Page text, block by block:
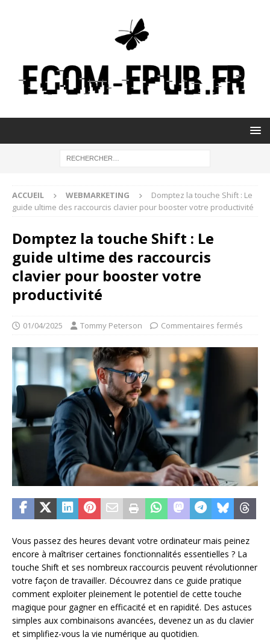
ACCUEIL WEBMARKETING
Domptez la touche Shift : Le
guide ultime des raccourcis clavier pour booster votre productivité
Domptez la touche Shift : Le
guide ultime des raccourcis
clavier pour booster votre
productivité
01/04/2025 Tommy Peterson Commentaires fermés
Vous passez des heures devant votre ordinateur mais peinez
encore à maîtriser certaines fonctionnalités essentielles ? La
touche Shift et ses nombreux raccourcis peuvent révolutionner
votre façon de travailler. Découvrez dans ce guide pratique
comment exploiter pleinement le potentiel de cette touche
magique pour gagner en efficacité et en rapidité. Des astuces
simples aux combinaisons avancées, devenez un as du clavier
et simplifiez-vous la vie numérique au quotidien.